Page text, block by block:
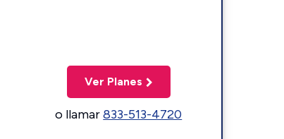
Ver Planes
o llamar833-513-4720